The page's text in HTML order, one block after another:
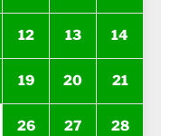
12 13 14
19 20 21
26 27 28